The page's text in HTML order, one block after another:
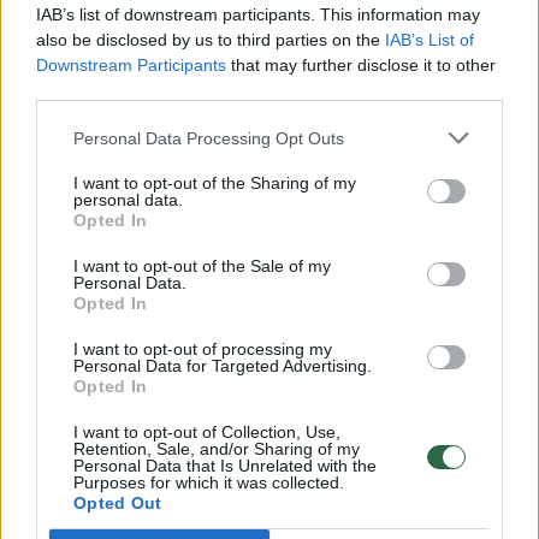
IAB’s list of downstream participants. This information may
also be disclosed by us to third parties on the IAB’s List of
Downstream Participants that may further disclose it to other
Personal Data Processing Opt Outs
I want to opt-out of the Sharing of my
personal data.
Opted In
I want to opt-out of the Sale of my
Personal Data.
Opted In
I want to opt-out of processing my
Personal Data for Targeted Advertising.
Opted In
I want to opt-out of Collection, Use,
Retention, Sale, and/or Sharing of my
Personal Data that Is Unrelated with the
Purposes for which it was collected.
Opted Out
Vaizdai iš tragiškos avarijos Vilniaus r.: dviejų moterų ir
vaiko gyvybių išgelbėti nepavyko
32 laipsnių šilumos
Žinios
V. Zalužno pasisakymą laiko bandymu įsitvirtinti
Ukrainos politikoje: jis yra neteisus
Laidos | Nauja diena
00:00:59
Nufilmavo, kaip patvino Vilniaus Vakarinis aplinkkelis:
vaizdas pribloškia